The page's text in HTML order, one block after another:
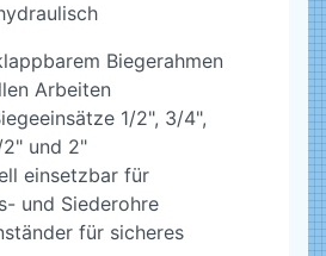
Biegerahmen
Arbeiten
1/2", 3/4",
2" und 2"
einsetzbar für
und Siederohre
für sicheres